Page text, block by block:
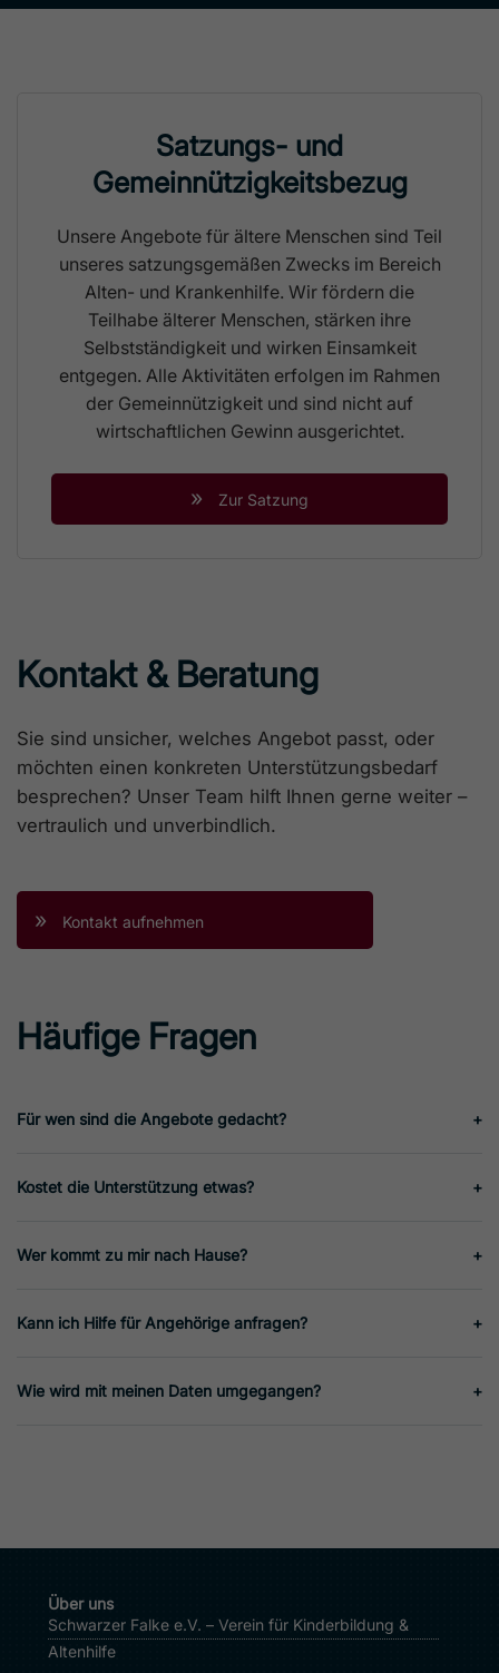
Satzungs- und
Gemeinnützigkeitsbezug
Unsere Angebote für ältere Menschen sind Teil
unseres satzungsgemäßen Zwecks im Bereich
Alten- und Krankenhilfe. Wir fördern die
Teilhabe älterer Menschen, stärken ihre
Selbstständigkeit und wirken Einsamkeit
entgegen. Alle Aktivitäten erfolgen im Rahmen
der Gemeinnützigkeit und sind nicht auf
wirtschaftlichen Gewinn ausgerichtet.
» Zur Satzung
Kontakt & Beratung
Sie sind unsicher, welches Angebot passt, oder
möchten einen konkreten Unterstützungsbedarf
besprechen? Unser Team hilft Ihnen gerne weiter –
vertraulich und unverbindlich.
» Kontakt aufnehmen
Häufige Fragen
Für wen sind die Angebote gedacht?
Kostet die Unterstützung etwas?
Wer kommt zu mir nach Hause?
Kann ich Hilfe für Angehörige anfragen?
Wie wird mit meinen Daten umgegangen?
Über uns
Schwarzer Falke e.V. – Verein für Kinderbildung &
Altenhilfe